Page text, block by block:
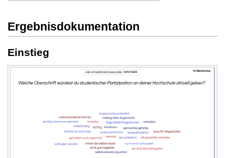
Ergebnisdokumentation
Einstieg